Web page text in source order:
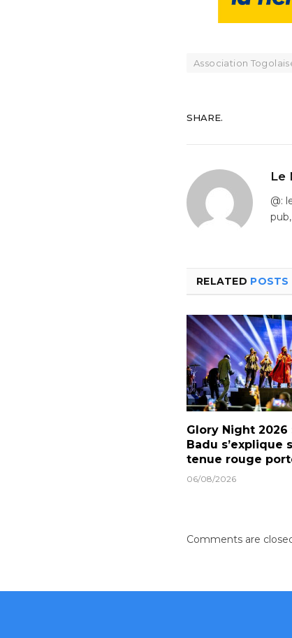
Association
SHARE.
Le
@:
RELATED POSTS
Glory Night 2026
Badu s’explique
tenue rouge
06/08/2026
Comments are